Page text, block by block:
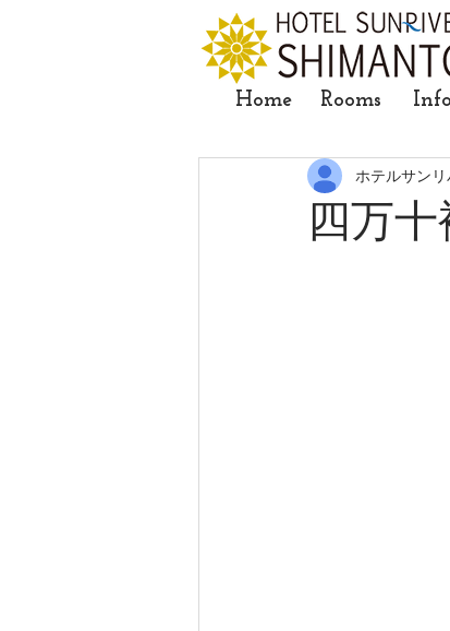
Home Rooms
四万
ホテルサン